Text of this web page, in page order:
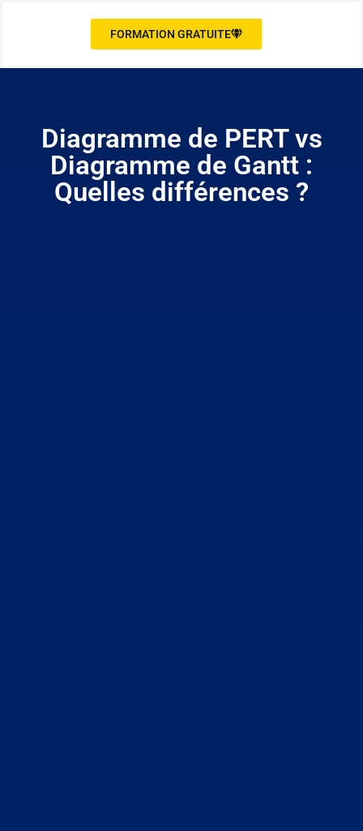
FORMATION GRATUITE
Diagramme de PERT vs
Diagramme de Gantt :
Quelles différences ?